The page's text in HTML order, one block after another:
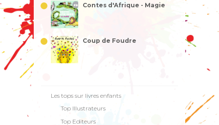
Contes d'Afrique - Magie
Coup de Foudre
Les tops sur livres enfants
Top Illustrateurs
Top Editeurs